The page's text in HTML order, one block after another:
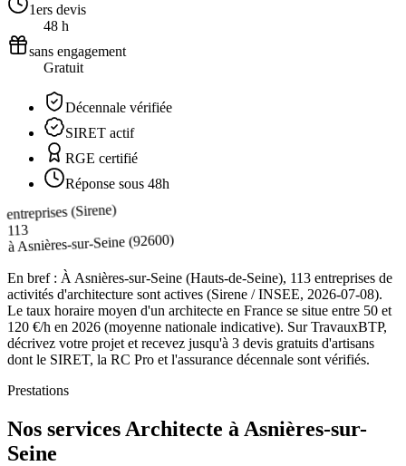
1ers devis
48 h
sans engagement
Gratuit
Décennale vérifiée
SIRET actif
RGE certifié
Réponse sous 48h
entreprises (Sirene)
113
àAsnières-sur-Seine(92600)
En bref : À Asnières-sur-Seine (Hauts-de-Seine), 113 entreprises de
activités d'architecture sont actives (Sirene / INSEE, 2026-07-08).
Le taux horaire moyen d'un architecte en France se situe entre 50 et
120 €/h en 2026 (moyenne nationale indicative). Sur TravauxBTP,
décrivez votre projet et recevez jusqu'à 3 devis gratuits d'artisans
dont le SIRET, la RC Pro et l'assurance décennale sont vérifiés.
Prestations
Nos services Architecte à Asnières-sur-
Seine